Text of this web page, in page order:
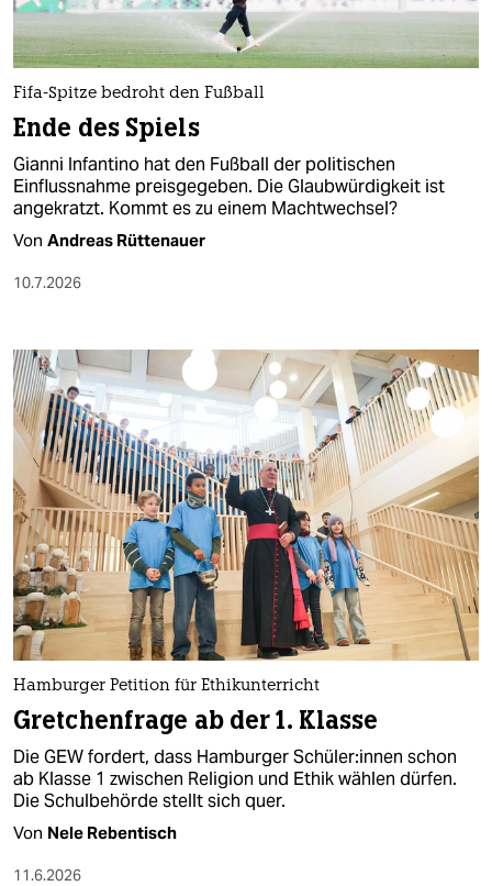
Fifa-Spitze bedroht den Fußball
Ende des Spiels
Gianni Infantino hat den Fußball der politischen
Einflussnahme preisgegeben. Die Glaubwürdigkeit ist
angekratzt. Kommt es zu einem Machtwechsel?
Von Andreas Rüttenauer
10.7.2026
Hamburger Petition für Ethikunterricht
Gretchenfrage ab der 1. Klasse
Die GEW fordert, dass Hamburger Schü­le­r:in­nen schon
ab Klasse 1 zwischen Religion und Ethik wählen dürfen.
Die Schulbehörde stellt sich quer.
Von Nele Rebentisch
11.6.2026